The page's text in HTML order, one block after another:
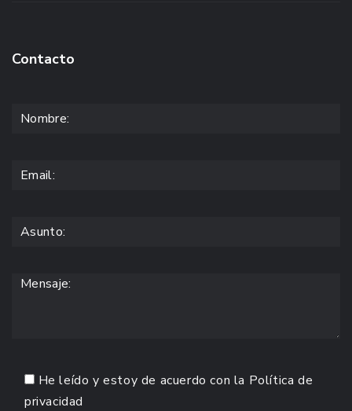
Contacto
He leído y estoy de acuerdo con la Política de
privacidad